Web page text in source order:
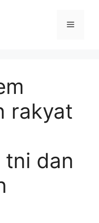
Menu
rakyat
tni dan